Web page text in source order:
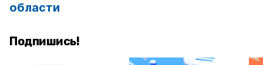
области
Подпишись!